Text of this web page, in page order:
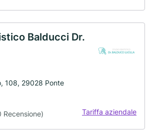
Balducci Dr.
108, 29028 Ponte
Recensione) Tariffa aziendale